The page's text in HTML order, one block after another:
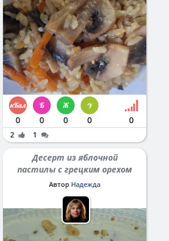
0 0 0 0 0
2 1
Десерт из яблочной
пастилы с грецким орехом
Автор Надежда